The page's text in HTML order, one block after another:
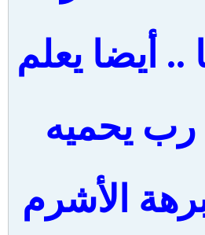
.. أيضا يعلم
رب يحميه
الأشرم